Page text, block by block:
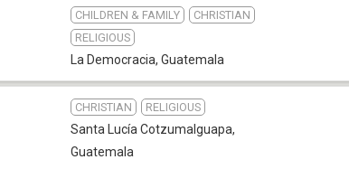
CHILDREN & FAMILY
CHRISTIAN
RELIGIOUS
La Democracia, Guatemala
CHRISTIAN RELIGIOUS
Santa Lucía Cotzumalguapa,
Guatemala